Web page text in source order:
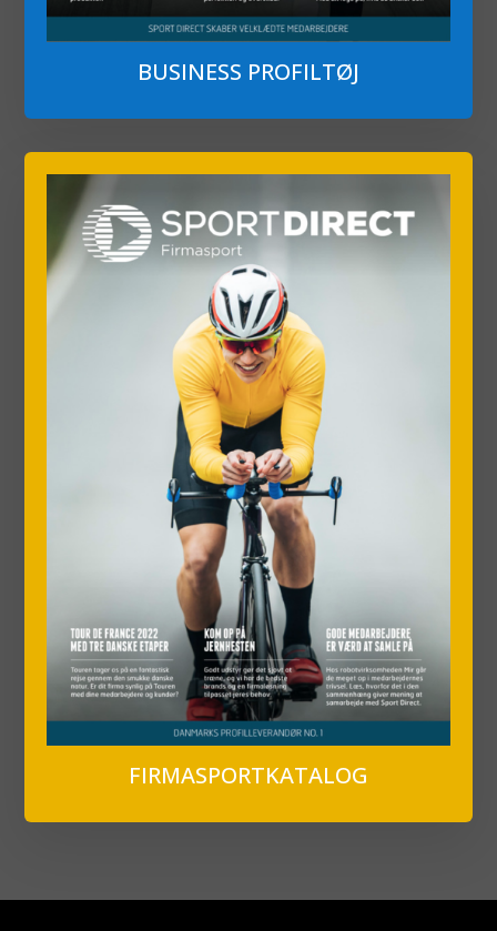
BUSINESS PROFILTØJ
FIRMASPORTKATALOG